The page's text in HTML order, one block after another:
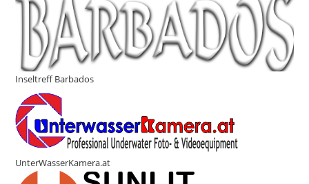
Inseltreff Barbados
UnterWasserKamera.at